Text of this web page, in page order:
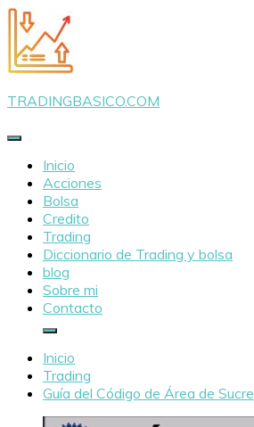
Saltar
al
contenido
TRADINGBASICO.COM
Inicio
Acciones
Bolsa
Credito
Trading
Diccionario de Trading y bolsa
blog
Sobre mi
Contacto
Inicio
Trading
Guía del Código de Área de Sucre